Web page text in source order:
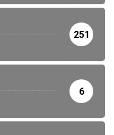
251
6